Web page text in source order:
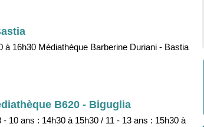
16h30 Médiathèque Barberine Duriani - Bastia
B620 - Biguglia
10 ans : 14h30 à 15h30 / 11 - 13 ans : 15h30 à